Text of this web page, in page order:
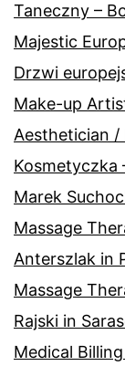
Taneczny –
Majestic
Drzwi
Make-up
Aesthetician /
Kosmetyczka
Marek
Massage
Anterszlak in
Massage
Rajski in
Medical